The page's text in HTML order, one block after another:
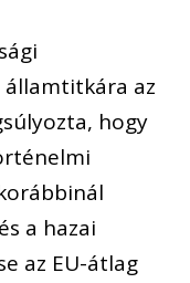
az
hogy
a hazai
az EU-átlag